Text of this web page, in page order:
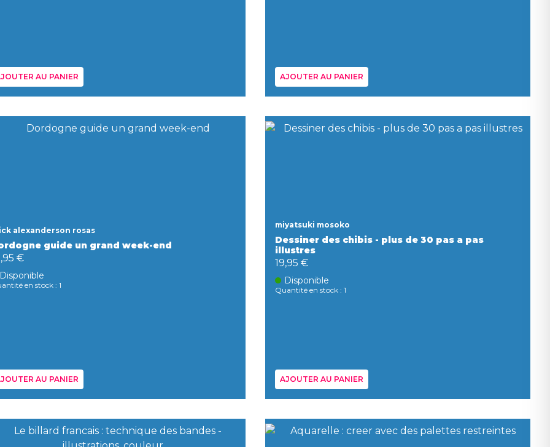
AU PANIER AJOUTER AU PANIER
alexanderson rosas
guide un grand week-end
€
Disponible
en stock : 1
AU PANIER
miyatsuki mosoko
Dessiner des chibis - plus de 30 pas a pas
illustres
19,95 €
Disponible
Quantité en stock : 1
AJOUTER AU PANIER